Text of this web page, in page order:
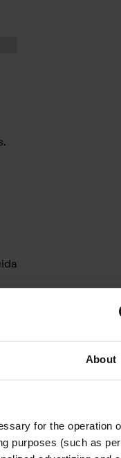
About
for the operation
purposes (such as